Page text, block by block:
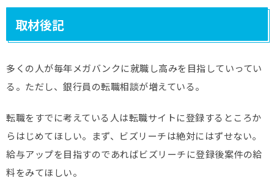
取材後記
多くの人が毎年メガバンクに就職し高みを目指していってい
る。ただし、銀行員の転職相談が増えている。
転職をすでに考えている人は転職サイトに登録するところか
らはじめてほしい。まず、ビズリーチは絶対にはずせない。
給与アップを目指すのであればビズリーチに登録後案件の給
料をみてほしい。